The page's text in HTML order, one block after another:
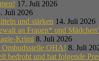
17. Juli 2026
Juli 2026
und stärken 14. Juli 2026
an Frauen* und
Krimi 8. Juli 2026
Ombudsstelle OHA! 8. Juli
bedroht und hat folgende